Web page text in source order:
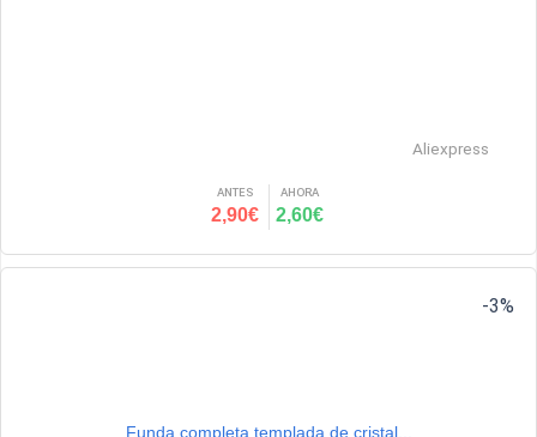
Aliexpress
ANTES
2,90€
AHORA
2,60€
Funda completa templada de cristal...
-3%